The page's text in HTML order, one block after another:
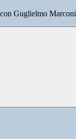
Guglielmo Marconi